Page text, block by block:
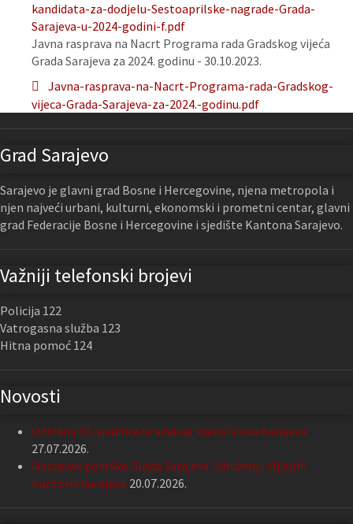
kandidata-za-dodjelu-Sestoaprilske-nagrade-Grada-
Sarajeva-u-2024-godini-f.pdf
Javna rasprava na Nacrt Programa rada Gradskog vijeća
Grada Sarajeva za 2024. godinu - 30.10.2023.
Javna-rasprava-na-Nacrt-Programa-rada-Gradskog-
vijeca-Grada-Sarajeva-za-2024.-godinu.pdf
Grad Sarajevo
Sarajevo je glavni grad Bosne i Hercegovine, njena metropola i
njen najveći urbani, kulturni, ekonomski i prometni centar, glavni
grad Federacije Bosne i Hercegovine i sjedište Kantona Sarajevo.
Važniji telefonski brojevi
Policija 122
Vatrogasna služba 123
Hitna pomoć 124
Novosti
Održana 13. sjednica Gradskog vijeća Grada Sarajeva
27.07.2026.
Nastavak podrške Grada Sarajeva Udruženju slijepih
Kantona Sarajevo 20.07.2026.